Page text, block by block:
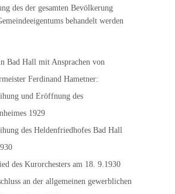
des der gesamten Bevölkerung
behandelt werden
Bad Hall mit Ansprachen von
Ferdinand Hametner:
und Eröffnung des
1929
des Heldenfriedhofes Bad Hall
des Kurorchesters am 18. 9.1930
an der allgemeinen gewerblichen